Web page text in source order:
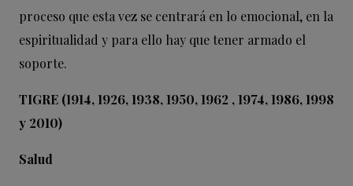
proceso que esta vez se centrará en lo emocional, en la
espiritualidad y para ello hay que tener armado el
soporte.
TIGRE (1914, 1926, 1938, 1950, 1962 , 1974, 1986, 1998
y 2010)
Salud